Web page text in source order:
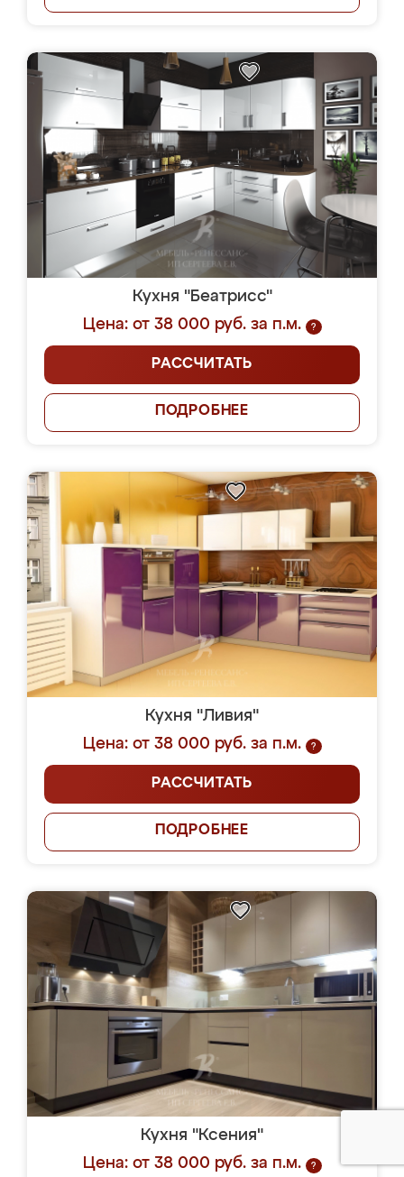
Кухня "Беатрисс"
Цена: от 38 000 руб. за п.м.
?
РАССЧИТАТЬ
ПОДРОБНЕЕ
Кухня "Ливия"
Цена: от 38 000 руб. за п.м.
?
РАССЧИТАТЬ
ПОДРОБНЕЕ
Кухня "Ксения"
Цена: от 38 000 руб. за п.м.
?